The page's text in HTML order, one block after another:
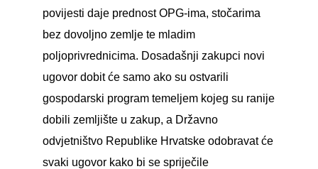
povijesti daje prednost OPG-ima, stočarima
bez dovoljno zemlje te mladim
poljoprivrednicima. Dosadašnji zakupci novi
ugovor dobit će samo ako su ostvarili
gospodarski program temeljem kojeg su ranije
dobili zemljište u zakup, a Državno
odvjetništvo Republike Hrvatske odobravat će
svaki ugovor kako bi se spriječile